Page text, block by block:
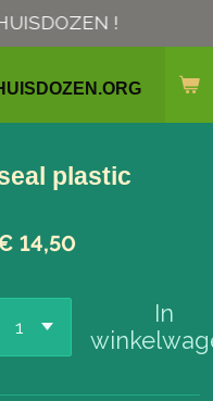
!
plastic
14,50
In